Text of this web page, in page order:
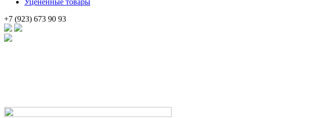
Уцененные товары
+7 (923) 673 90 93